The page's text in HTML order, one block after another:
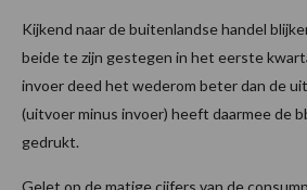
Kijkend naar de buitenlandse handel
beide te zijn gestegen in het eerste
invoer deed het wederom beter dan de
(uitvoer minus invoer) heeft daarmee de
gedrukt.